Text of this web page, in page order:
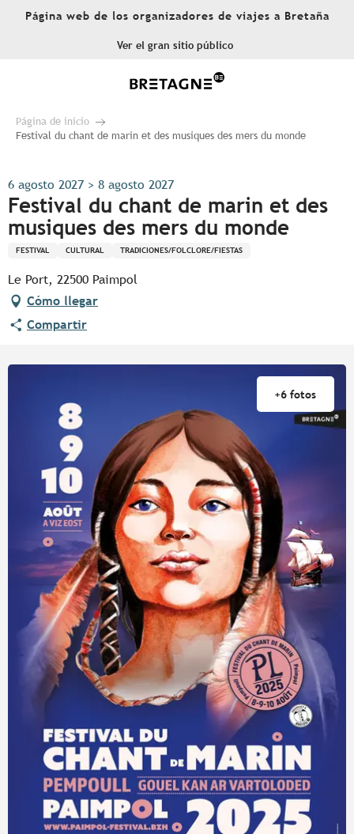
AllerPágina web de los organizadores de viajes a Bretaña
Ver el gran sitio público
Página de inicio
Festival du chant de marin et des musiques des mers du monde
6 agosto 2027 > 8 agosto 2027
Festival du chant de marin et des
musiques des mers du monde
FESTIVAL CULTURAL TRADICIONES/FOLCLORE/FIESTAS
Le Port, 22500 Paimpol
Cómo llegar
Compartir
+6 fotos